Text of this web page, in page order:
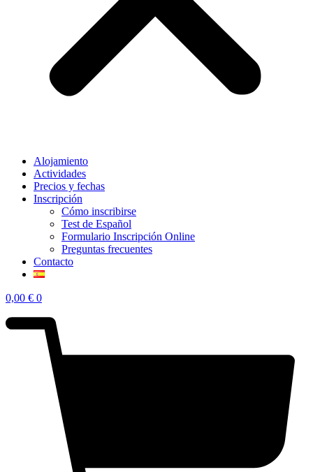
Alojamiento
Actividades
Precios y fechas
Inscripción
Cómo inscribirse
Test de Español
Formulario Inscripción Online
Preguntas frecuentes
Contacto
0,00 € 0